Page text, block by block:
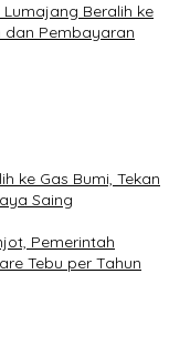
Beralih ke
dan Pembayaran
ke Gas Bumi, Tekan
Saing
Pemerintah
Tebu per Tahun